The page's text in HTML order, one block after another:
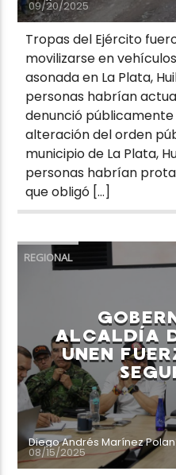
09/20/2025
Tropas del Ejército
movilizarse en
asonada en La Plata,
personas habrían
denunció
alteración del orden
municipio de La Plata,
personas habrían
que obligó […]
REGIONAL
ALCALDÍA
UNEN
Diego Andrés Marínez
08/15/2025